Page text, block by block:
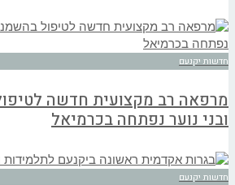
חדשות יקנעם
מרפאה רב מקצועית חדשה
ובני נוער נפתחה בכרמיאל
חדשות יקנעם